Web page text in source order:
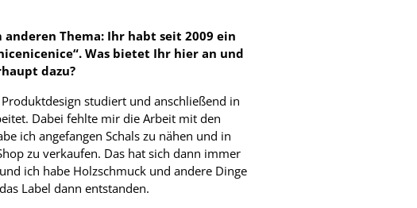
anderen Thema: Ihr habt seit 2009 ein
Was bietet Ihr hier an und
dazu?
Produktdesign studiert und anschließend in
Dabei fehlte mir die Arbeit mit den
ich angefangen Schals zu nähen und in
zu verkaufen. Das hat sich dann immer
ich habe Holzschmuck und andere Dinge
Label dann entstanden.